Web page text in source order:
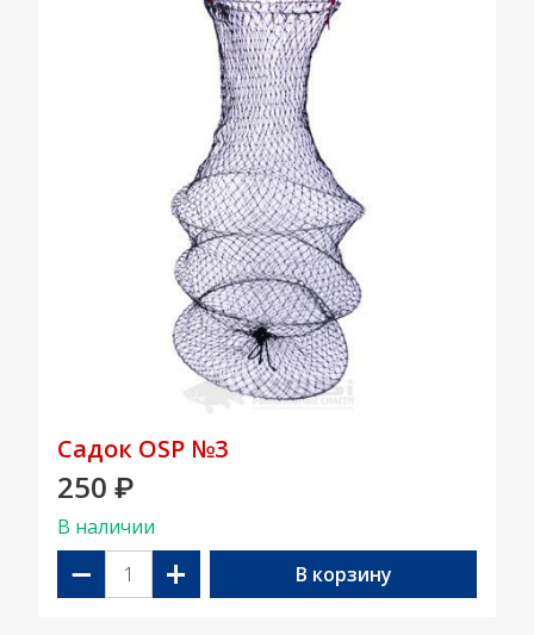
Садок OSP №3
250 ₽
В наличии
− + В корзину